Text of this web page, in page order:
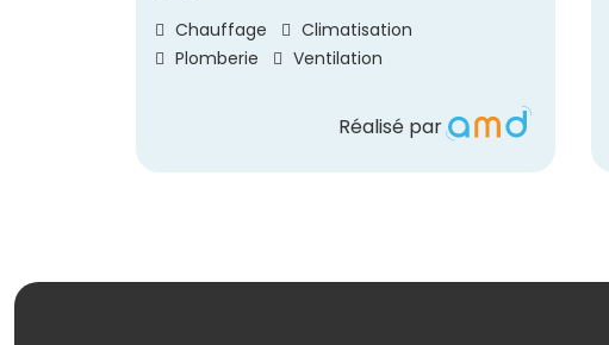
Chauffage
Climatisation
Plomberie
Ventilation
Réalisé par